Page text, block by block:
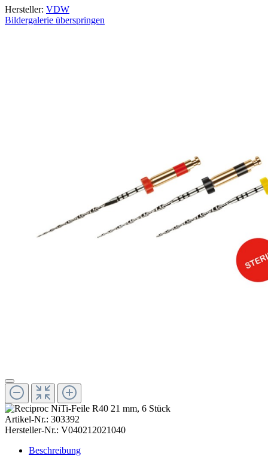
Hersteller: VDW
Bildergalerie überspringen
Artikel-Nr.: 303392
Hersteller-Nr.: V040212021040
Beschreibung